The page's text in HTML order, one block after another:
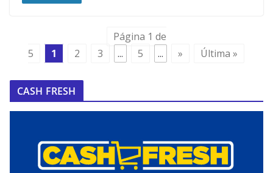
Página 1 de
5
1 2 3 ... 5 ... » Última »
CASH FRESH